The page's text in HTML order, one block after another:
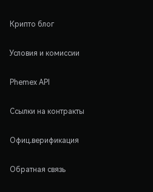
Крипто блог
Условия и комиссии
Phemex API
Ссылки на контракты
Офиц.верификация
Обратная связь